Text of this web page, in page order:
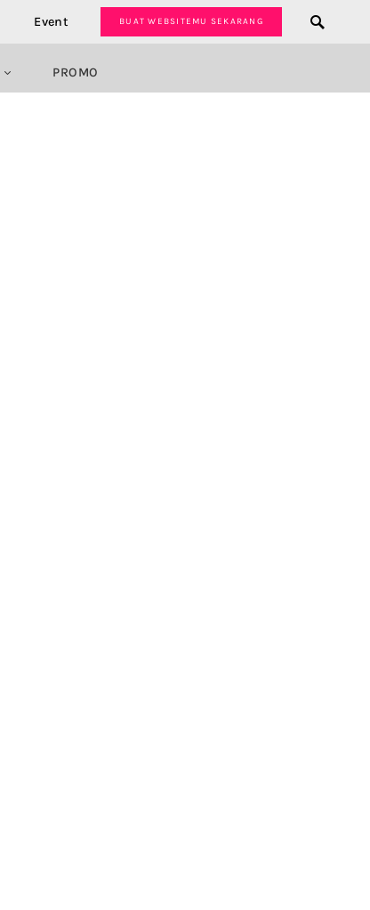
Event BUAT WEBSITEMU SEKARANG
PROMO